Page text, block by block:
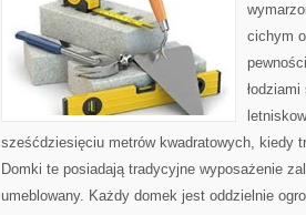
cichym
sześćdziesięciu metrów kwadratowych, kiedy
Domki te posiadają tradycyjne wyposażenie
umeblowany. Każdy domek jest oddzielnie